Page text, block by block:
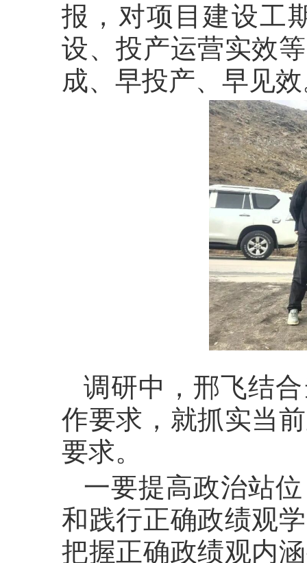
报，对项目建设工
设、投产运营实效
成、早投产、早见
调研中，邢飞结
作要求，就抓实当
要求。
一要提高政治站
和践行正确政绩观
把握正确政绩观内